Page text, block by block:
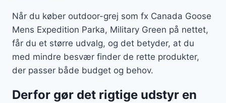
Når du køber outdoor-grej som fx Canada Goose
Mens Expedition Parka, Military Green på nettet,
får du et større udvalg, og det betyder, at du
med mindre besvær finder de rette produkter,
der passer både budget og behov.
Derfor gør det rigtige udstyr en